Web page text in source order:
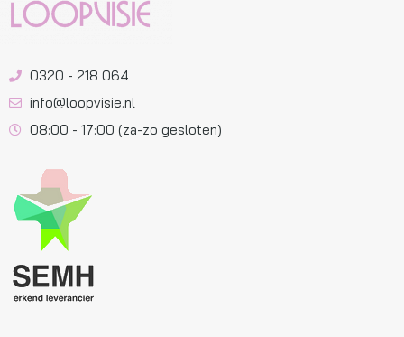
0320 - 218 064
info@loopvisie.nl
08:00 - 17:00 (za-zo gesloten)